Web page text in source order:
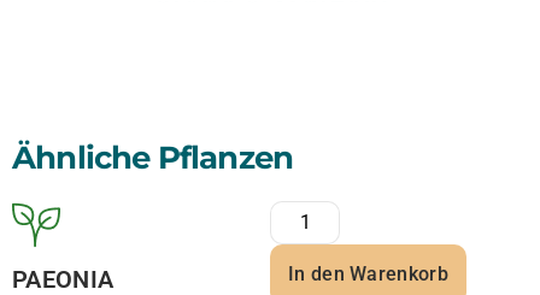
Ähnliche Pflanzen
PAEONIA
In den Warenkorb